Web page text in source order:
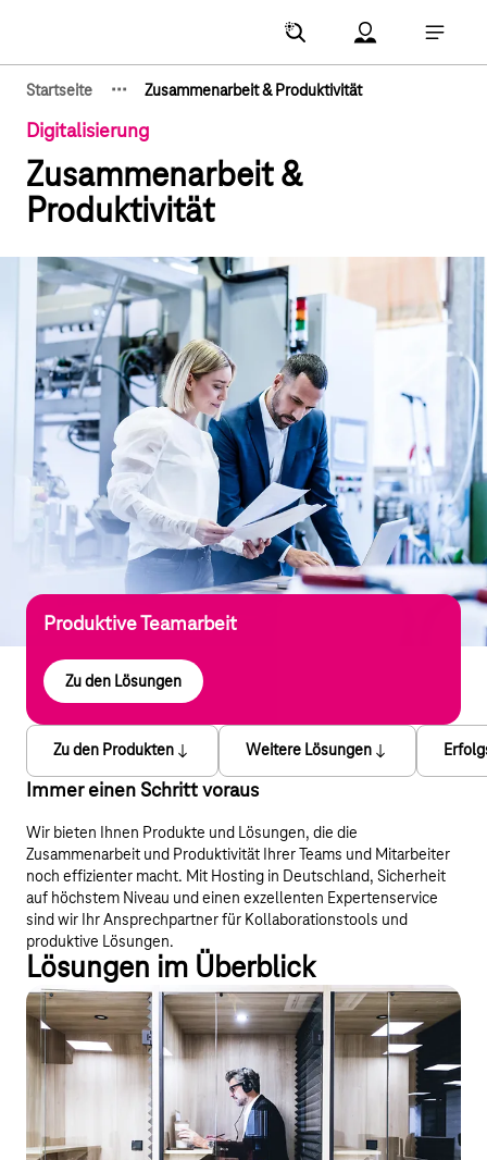
Account Menu
Startseite ··· Zusammenarbeit & Produktivität
Digitalisierung
Zusammenarbeit &
Produktivität
Produktive Teamarbeit
Zu den Lösungen
Zu den Produkten Weitere Lösungen
Immer einen Schritt voraus
Wir bieten Ihnen Produkte und Lösungen, die die
Zusammenarbeit und Produktivität Ihrer Teams und Mitarbeiter
noch effizienter macht. Mit Hosting in Deutschland, Sicherheit
auf höchstem Niveau und einen exzellenten Expertenservice
sind wir Ihr Ansprechpartner für Kollaborationstools und
produktive Lösungen.
Lösungen im Überblick
Microsoft Teams Telefonie
Integrieren Sie ganz einfach Ihre Festnetz- oder
Mobilfunknummern und machen Sie Microsoft Teams zur Cloud-
Telefonanlage.